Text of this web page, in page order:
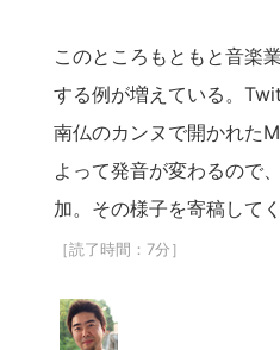
このところもともと音楽
する例が増えている。
南仏のカンヌで開かれた
よって発音が変わるので
加。その様子を寄稿して
［読了時間：7分］